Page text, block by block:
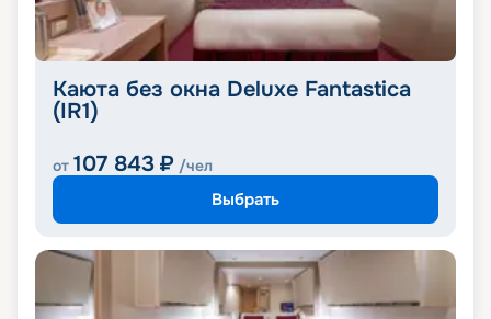
Каюта без окна Deluxe Fantastica
(IR1)
от 107 843 ₽ /чел
Выбрать